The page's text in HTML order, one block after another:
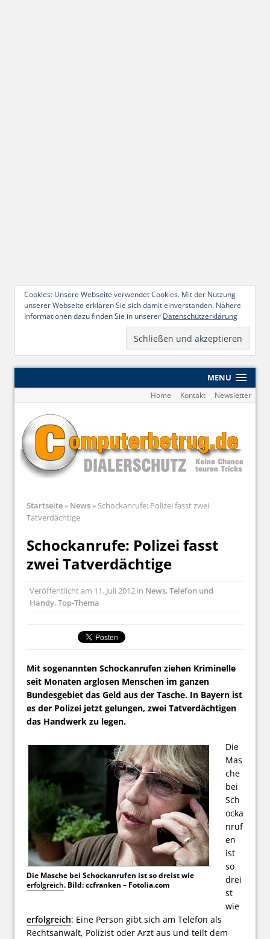
Cookies: Unsere Webseite verwendet Cookies. Mit der Nutzung
unserer Webseite erklären Sie sich damit einverstanden. Nähere
Informationen dazu finden Sie in unserer Datenschutzerklärung
MENU
Home Kontakt Newsletter
Startseite» News» Schockanrufe: Polizei fasst zwei
Tatverdächtige
Schockanrufe: Polizei fasst
zwei Tatverdächtige
Veröffentlicht am 11. Juli 2012 in News,Telefon und
Handy,Top-Thema
Mit sogenannten Schockanrufen ziehen Kriminelle
seit Monaten arglosen Menschen im ganzen
Bundesgebiet das Geld aus der Tasche. In Bayern ist
es der Polizei jetzt gelungen, zwei Tatverdächtigen
das Handwerk zu legen.
Die Masche bei Schockanrufen ist so dreist wie
erfolgreich. Bild: ccfranken – Fotolia.com
Die
Mas
che
bei
Sch
ocka
nruf
en
ist
so
drei
st
wie
erfolgreich: Eine Person gibt sich am Telefon als
Rechtsanwalt, Polizist oder Arzt aus und teilt dem